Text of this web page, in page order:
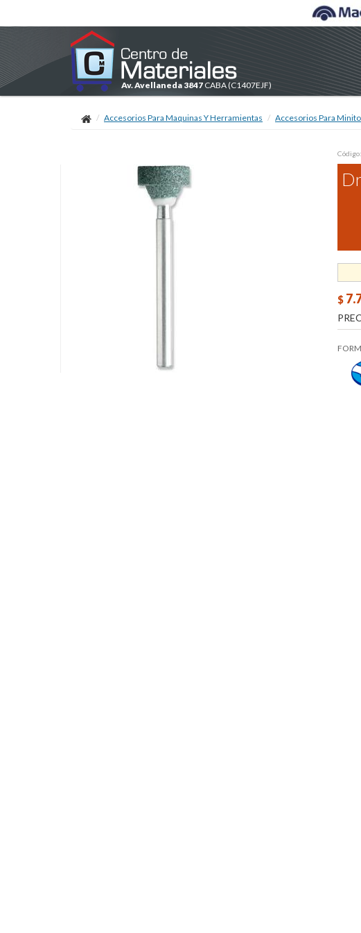
Av. Avellaneda 3847 CABA(C1407EJF)
Accesorios Para Maquinas Y Herramientas Accesorios Para
Código:
$